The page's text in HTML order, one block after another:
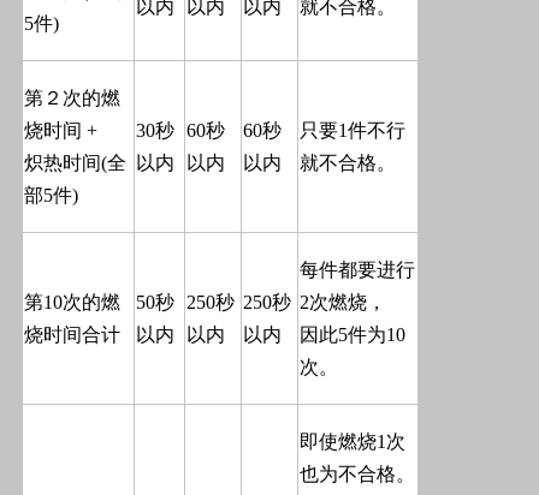
5件)
以内 以内 以内 就不合格。
第２次的燃
烧时间 +
炽热时间(全
部5件)
30秒
以内
60秒
以内
60秒
以内
只要1件不行
就不合格。
第10次的燃
烧时间合计
50秒
以内
250秒
以内
250秒
以内
每件都要进行
2次燃烧，
因此5件为10
次。
即使燃烧1 次
也为不合格。